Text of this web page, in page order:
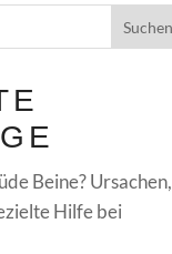
Beine? Ursachen,
Hilfe bei